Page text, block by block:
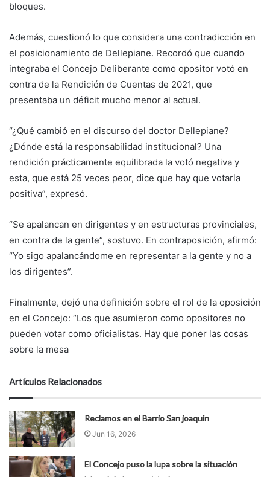
bloques.
Además, cuestionó lo que considera una contradicción en
el posicionamiento de Dellepiane. Recordó que cuando
integraba el Concejo Deliberante como opositor votó en
contra de la Rendición de Cuentas de 2021, que
presentaba un déficit mucho menor al actual.
“¿Qué cambió en el discurso del doctor Dellepiane?
¿Dónde está la responsabilidad institucional? Una
rendición prácticamente equilibrada la votó negativa y
esta, que está 25 veces peor, dice que hay que votarla
positiva”, expresó.
“Se apalancan en dirigentes y en estructuras provinciales,
en contra de la gente”, sostuvo. En contraposición, afirmó:
“Yo sigo apalancándome en representar a la gente y no a
los dirigentes”.
Finalmente, dejó una definición sobre el rol de la oposición
en el Concejo: “Los que asumieron como opositores no
pueden votar como oficialistas. Hay que poner las cosas
sobre la mesa
Artículos Relacionados
Reclamos en el Barrio San joaquin
Jun 16, 2026
El Concejo puso la lupa sobre la situación